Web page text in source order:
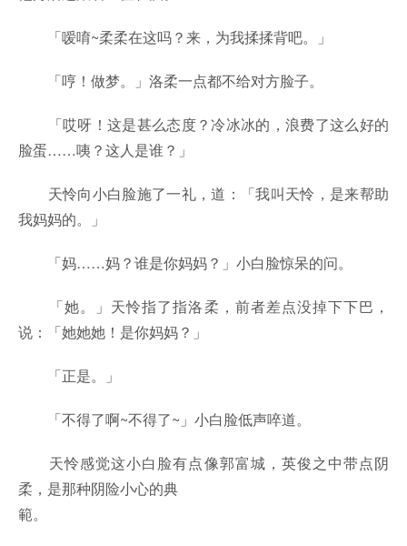
「嗳唷~柔柔在这吗？来，为我揉揉背吧。」
「哼！做梦。」洛柔一点都不给对方脸子。
「哎呀！这是甚么态度？冷冰冰的，浪费了这么好的
脸蛋……咦？这人是谁？」
天怜向小白脸施了一礼，道：「我叫天怜，是来帮助
我妈妈的。」
「妈……妈？谁是你妈妈？」小白脸惊呆的问。
「她。」天怜指了指洛柔，前者差点没掉下下巴，
说：「她她她！是你妈妈？」
「正是。」
「不得了啊~不得了~」小白脸低声啐道。
天怜感觉这小白脸有点像郭富城，英俊之中带点阴
柔，是那种阴险小心的典
範。